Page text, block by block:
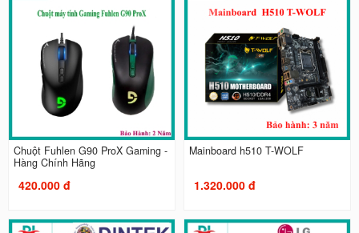
Chuột Fuhlen G90 ProX Gaming -
Hàng Chính Hãng
420.000 đ
Mainboard h510 T-WOLF
1.320.000 đ